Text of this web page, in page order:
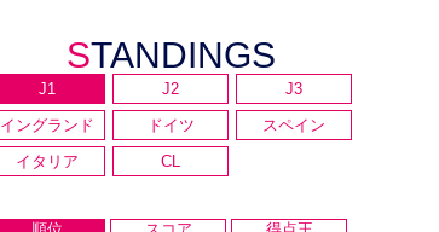
STANDINGS
J1 J2
J3
イングランド
ドイツ
スペイン
イタリア
CL